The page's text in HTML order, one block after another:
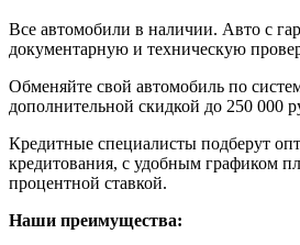
Все автомобили в наличии. Авто с
документарную и техническую
Обменяйте свой автомобиль по
дополнительной скидкой до 250 000
Кредитные специалисты подберут
кредитования, с удобным графиком
процентной ставкой.
Наши преимущества: